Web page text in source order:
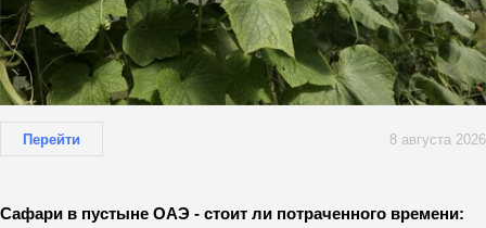
Перейти 8 августа 2026
Сафари в пустыне ОАЭ - стоит ли потраченного времени: